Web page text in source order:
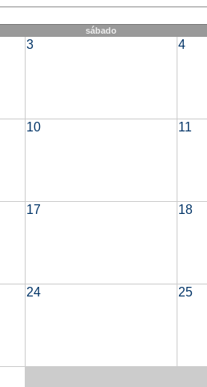
sábado
3 4
10 11
17 18
24 25